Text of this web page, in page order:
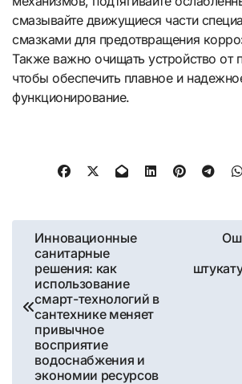
смазывайте движущиеся части
смазками для предотвращения
Также важно очищать устройство от
чтобы обеспечить плавное и
функционирование.
Навигация
записям
Инновационные
санитарные
решения: как
использование
смарт-технологий в
сантехнике меняет
привычное
восприятие
водоснабжения и
экономии ресурсов